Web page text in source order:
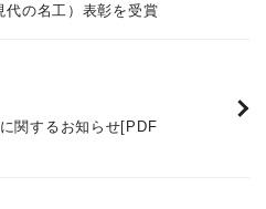
み
代の名工）表彰を受賞
関するお知らせ[PDF